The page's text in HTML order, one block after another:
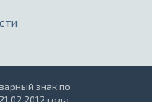
знак по